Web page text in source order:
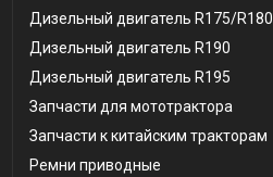
Дизельный двигатель R175/R180
Дизельный двигатель R190
Дизельный двигатель R195
Запчасти для мототрактора
Запчасти к китайским тракторам
Ремни приводные